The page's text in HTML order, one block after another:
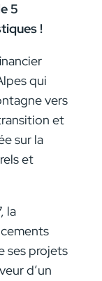
5
!
qui
vers
et
sur la
et
la
ses projets
d’un